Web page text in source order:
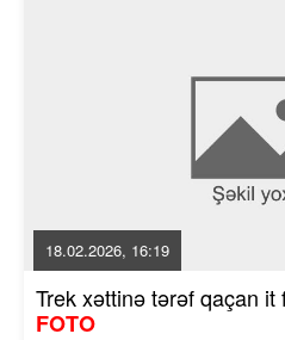
18.02.2026, 16:19
Trek xəttinə tərəf qaçan
FOTO